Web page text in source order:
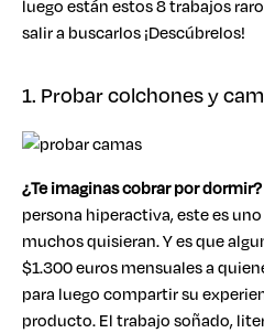
luego están estos 8 trabajos
salir a buscarlos ¡Descúbrelos!
1. Probar colchones y
¿Te imaginas cobrar por dormir?
persona hiperactiva, este es
muchos quisieran. Y es que
$1.300 euros mensuales a
para luego compartir su
producto. El trabajo soñado,